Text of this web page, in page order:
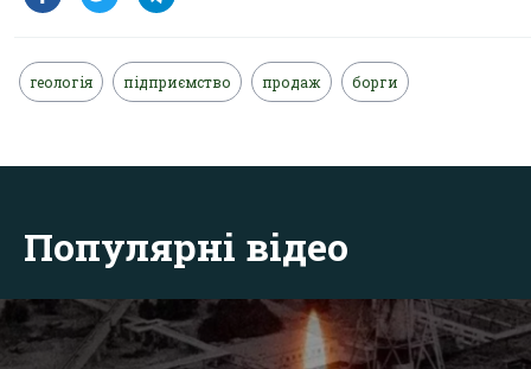
геологія підприємство продаж борги
Популярні відео